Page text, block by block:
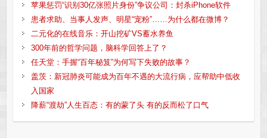
苹果惩罚“识别30亿张照片身份”争议公司：封杀iPhone软件
患者求助、当事人发声、明星“宠粉”……为什么都在微博？
二元化的在线音乐：开山挖矿VS蓄水养鱼
300年前的哲学问题，脑科学回答上了？
任天堂：手握“百年秘笈”为何写下失败的故事？
盖茨：新冠肺炎可能成为百年不遇的大流行病，应帮助中低收
入国家
降薪“渡劫”人生百态：有的蒙了头 有的反而松了口气